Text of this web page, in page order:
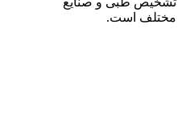
مختلف است.